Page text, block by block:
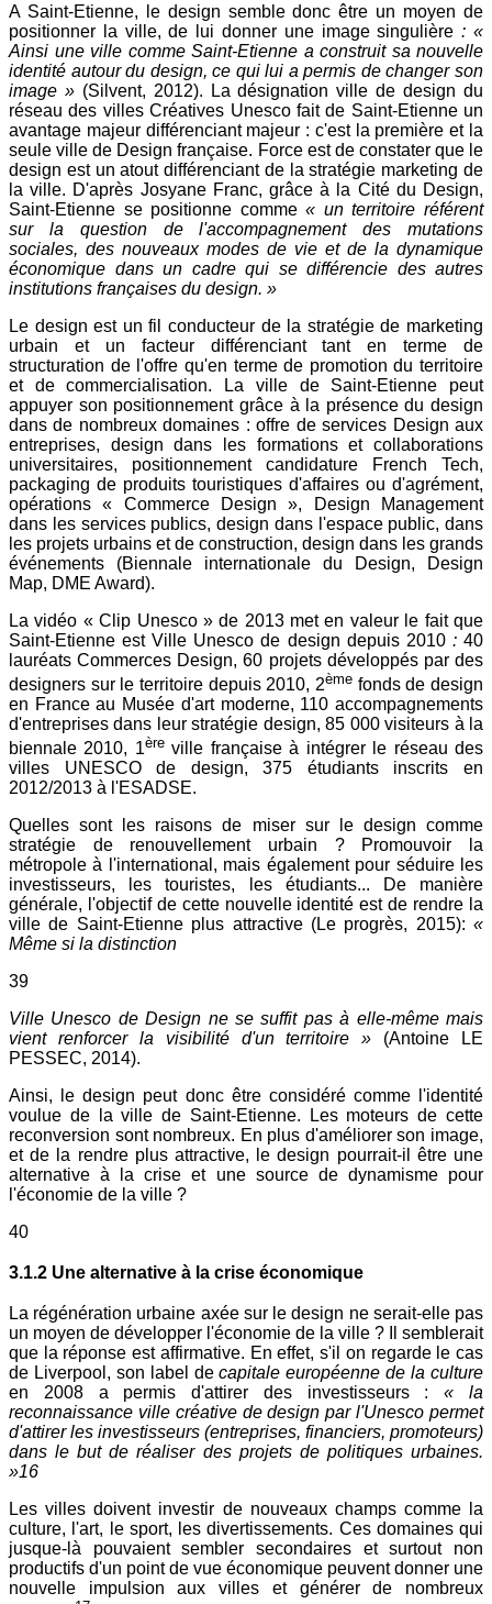
A Saint-Etienne, le design semble donc être un moyen de
positionner la ville, de lui donner une image singulière: «
Ainsi une ville comme Saint-Etienne a construit sa nouvelle
identité autour du design, ce qui lui a permis de changer son
image » (Silvent, 2012). La désignation ville de design du
réseau des villes Créatives Unesco fait de Saint-Etienne un
avantage majeur différenciant majeur : c'est la première et la
seule ville de Design française. Force est de constater que le
design est un atout différenciant de la stratégie marketing de
la ville. D'après Josyane Franc, grâce à la Cité du Design,
Saint-Etienne se positionne comme« un territoire référent
sur la question de l'accompagnement des mutations
sociales, des nouveaux modes de vie et de la dynamique
économique dans un cadre qui se différencie des autres
institutions françaises du design. »
Le design est un fil conducteur de la stratégie de marketing
urbain et un facteur différenciant tant en terme de
structuration de l'offre qu'en terme de promotion du territoire
et de commercialisation. La ville de Saint-Etienne peut
appuyer son positionnement grâce à la présence du design
dans de nombreux domaines : offre de services Design aux
entreprises, design dans les formations et collaborations
universitaires, positionnement candidature French Tech,
packaging de produits touristiques d'affaires ou d'agrément,
opérations « Commerce Design », Design Management
dans les services publics, design dans l'espace public, dans
les projets urbains et de construction, design dans les grands
événements (Biennale internationale du Design, Design
Map, DME Award).
La vidéo « Clip Unesco » de 2013 met en valeur le fait que
Saint-Etienne est Ville Unesco de design depuis 2010 :40
lauréats Commerces Design, 60 projets développés par des
designers sur le territoire depuis 2010, 2ème fonds de design
en France au Musée d'art moderne, 110 accompagnements
d'entreprises dans leur stratégie design, 85 000 visiteurs à la
biennale 2010, 1èreville française à intégrer le réseau des
villes UNESCO de design, 375 étudiants inscrits en
2012/2013 à l'ESADSE.
Quelles sont les raisons de miser sur le design comme
stratégie de renouvellement urbain ? Promouvoir la
métropole à l'international, mais également pour séduire les
investisseurs, les touristes, les étudiants... De manière
générale, l'objectif de cette nouvelle identité est de rendre la
ville de Saint-Etienne plus attractive (Le progrès, 2015): «
Même si la distinction
39
Ville Unesco de Design ne se suffit pas à elle-même mais
vient renforcer la visibilité d'un territoire » (Antoine LE
PESSEC, 2014).
Ainsi, le design peut donc être considéré comme l'identité
voulue de la ville de Saint-Etienne. Les moteurs de cette
reconversion sont nombreux. En plus d'améliorer son image,
et de la rendre plus attractive, le design pourrait-il être une
alternative à la crise et une source de dynamisme pour
l'économie de la ville ?
40
3.1.2 Une alternative à la crise économique
La régénération urbaine axée sur le design ne serait-elle pas
un moyen de développer l'économie de la ville ? Il semblerait
que la réponse est affirmative. En effet, s'il on regarde le cas
de Liverpool, son label decapitale européenne de la culture
en 2008 a permis d'attirer des investisseurs :« la
reconnaissance ville créative de design par l'Unesco permet
d'attirer les investisseurs (entreprises, financiers, promoteurs)
dans le but de réaliser des projets de politiques urbaines.
»16
Les villes doivent investir de nouveaux champs comme la
culture, l'art, le sport, les divertissements. Ces domaines qui
jusque-là pouvaient sembler secondaires et surtout non
productifs d'un point de vue économique peuvent donner une
nouvelle impulsion aux villes et générer de nombreux